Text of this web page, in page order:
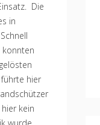
Die
in
konnten
hier
kein